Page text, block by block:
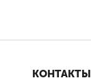
КОНТАКТЫ